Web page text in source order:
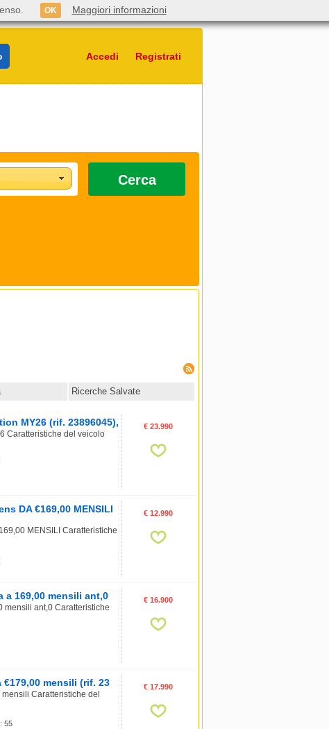
Accedi Registrati
Cerca
Ricerche Salvate
MY26 (rif. 23896045),
Caratteristiche del veicolo
€ 23.990
DA €169,00 MENSILI
MENSILI Caratteristiche
€ 12.990
a 169,00 mensili ant,0
mensili ant,0 Caratteristiche
€ 16.900
€179,00 mensili (rif. 23
Caratteristiche del
55
€ 17.990
OK Maggiori informazioni